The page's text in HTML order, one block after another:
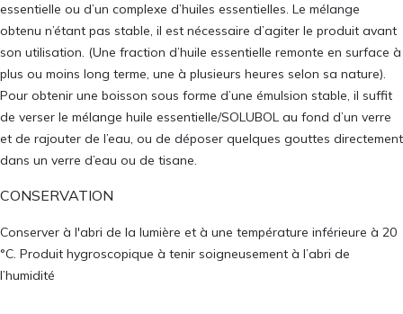
essentielle ou d’un complexe d’huiles essentielles. Le mélange
obtenu n’étant pas stable, il est nécessaire d’agiter le produit avant
son utilisation. (Une fraction d’huile essentielle remonte en surface à
plus ou moins long terme, une à plusieurs heures selon sa nature).
Pour obtenir une boisson sous forme d’une émulsion stable, il suffit
de verser le mélange huile essentielle/SOLUBOL au fond d’un verre
et de rajouter de l’eau, ou de déposer quelques gouttes directement
dans un verre d’eau ou de tisane.
CONSERVATION
Conserver à l'abri de la lumière et à une température inférieure à 20
°C. Produit hygroscopique à tenir soigneusement à l’abri de
l’humidité